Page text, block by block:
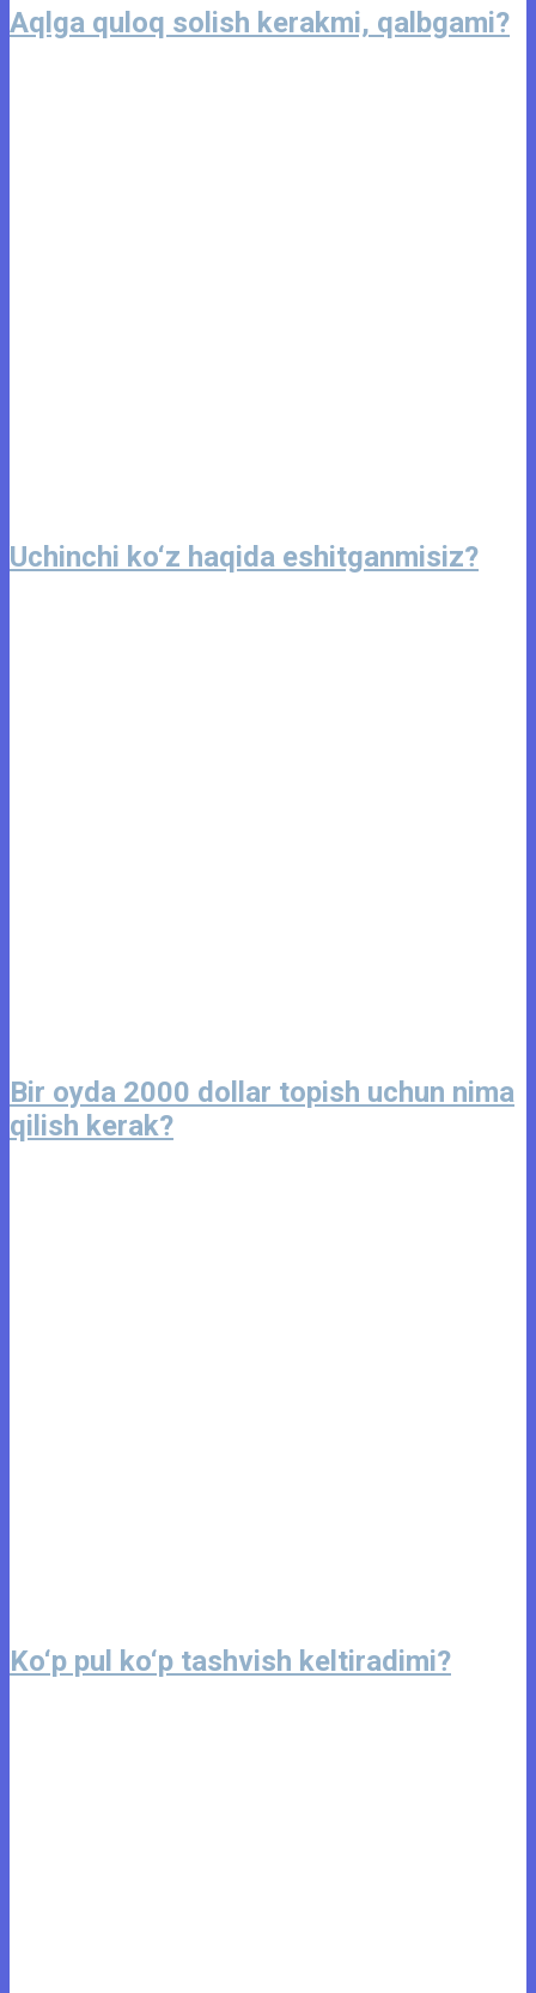
Aqlga quloq solish kerakmi, qalbgami?
Uchinchi ko‘z haqida eshitganmisiz?
Bir oyda 2000 dollar topish uchun nima
qilish kerak?
Ko‘p pul ko‘p tashvish keltiradimi?